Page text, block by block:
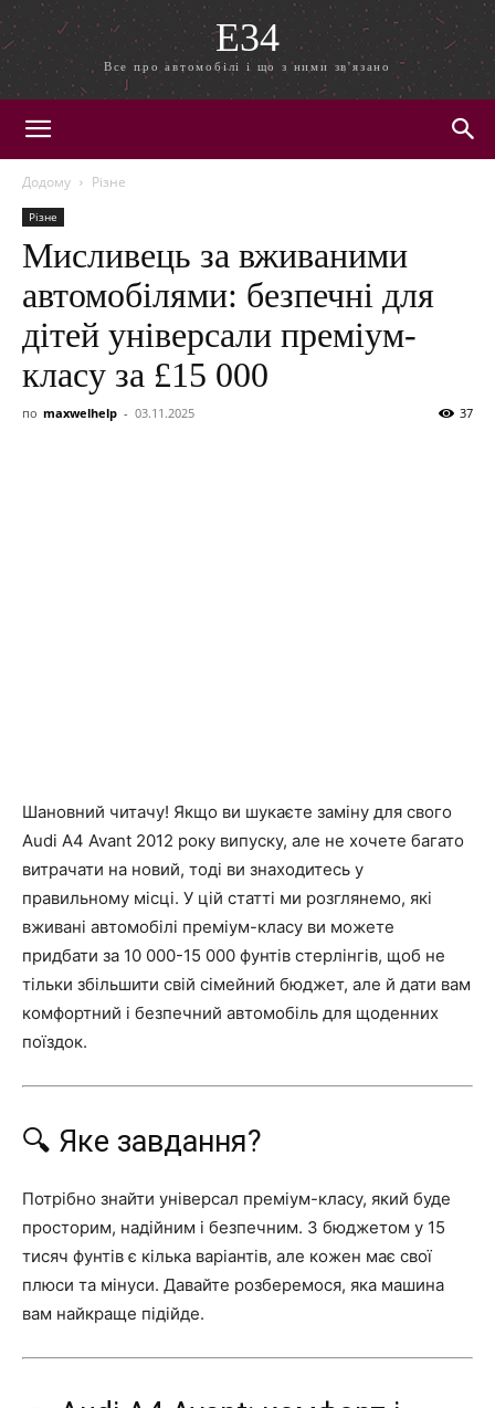
E34
Все про автомобілі і що з ними зв'язано
Додому Різне
Різне
Мисливець за вживаними
автомобілями: безпечні для
дітей універсали преміум-
класу за £15 000
по maxwelhelp - 03.11.2025 37
Шановний читачу! Якщо ви шукаєте заміну для свого
Audi A4 Avant 2012 року випуску, але не хочете багато
витрачати на новий, тоді ви знаходитесь у
правильному місці. У цій статті ми розглянемо, які
вживані автомобілі преміум-класу ви можете
придбати за 10 000-15 000 фунтів стерлінгів, щоб не
тільки збільшити свій сімейний бюджет, але й дати вам
комфортний і безпечний автомобіль для щоденних
поїздок.
🔍 Яке завдання?
Потрібно знайти універсал преміум-класу, який буде
просторим, надійним і безпечним. З бюджетом у 15
тисяч фунтів є кілька варіантів, але кожен має свої
плюси та мінуси. Давайте розберемося, яка машина
вам найкраще підійде.